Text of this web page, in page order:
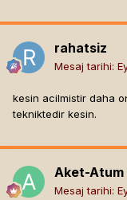
rahatsiz
Mesaj tarihi:
kesin acilmistir daha
tekniktedir kesin.
Aket-Atum
Mesaj tarihi: